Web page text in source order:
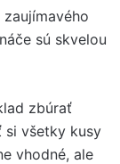
sú skvelou
zbúrať
si všetky kusy
vhodné, ale